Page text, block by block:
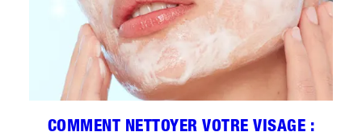
COMMENT NETTOYER VOTRE VISAGE :